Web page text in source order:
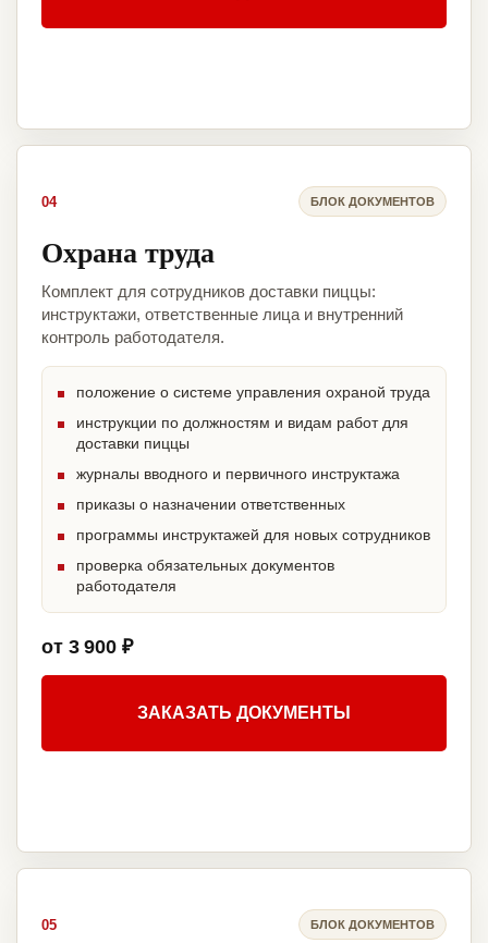
04 БЛОК ДОКУМЕНТОВ
Охрана труда
Комплект для сотрудников доставки пиццы:
инструктажи, ответственные лица и внутренний
контроль работодателя.
положение о системе управления охраной труда
инструкции по должностям и видам работ для
доставки пиццы
журналы вводного и первичного инструктажа
приказы о назначении ответственных
программы инструктажей для новых сотрудников
проверка обязательных документов
работодателя
от 3 900 ₽
ЗАКАЗАТЬ ДОКУМЕНТЫ
05 БЛОК ДОКУМЕНТОВ